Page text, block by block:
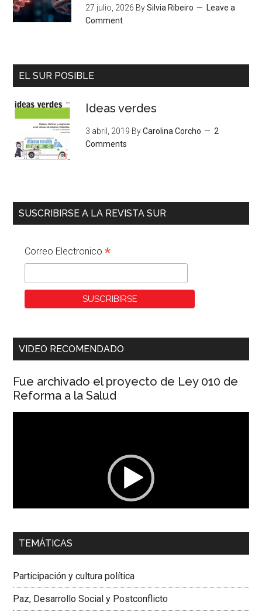
27 julio, 2026 BySilvia Ribeiro
Leave a
Comment
EL SUR POSIBLE
Ideas verdes
3 abril, 2019 ByCarolina Corcho
2
Comments
SUSCRIBIRSE A LA REVISTA SUR
Correo Electronico*
VIDEO RECOMENDADO
Fue archivado el proyecto de Ley 010 de
Reforma a la Salud
00:00 01:04
Dra. Carolina Corcho Mejía,Presidenta Corporación
Colombiana
TEMÁTICAS
Participación y cultura política
Paz, Desarrollo Social y Postconflicto